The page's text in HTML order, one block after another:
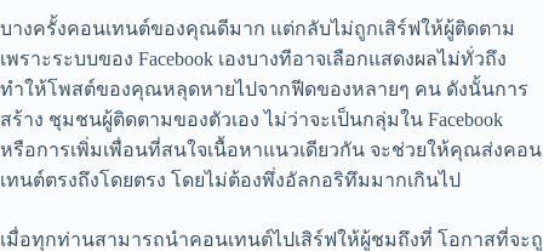
บางครั้งคอนเทนต์ของคุณดีมาก แต่กลับไม่ถูกเสิร์ฟให้ผู้ติดตาม
เพราะระบบของ Facebook เองบางทีอาจเลือกแสดงผลไม่ทั่วถึง
ทำให้โพสต์ของคุณหลุดหายไปจากฟีดของหลายๆ คน ดังนั้นการ
สร้าง ชุมชนผู้ติดตามของตัวเอง ไม่ว่าจะเป็นกลุ่มใน Facebook
หรือการเพิ่มเพื่อนที่สนใจเนื้อหาแนวเดียวกัน จะช่วยให้คุณส่งคอน
เทนต์ตรงถึงโดยตรง โดยไม่ต้องพึ่งอัลกอริทึมมากเกินไป
เมื่อทุกท่านสามารถนำคอนเทนต์ไปเสิร์ฟให้ผู้ชมถึงที่ โอกาสที่จะถู